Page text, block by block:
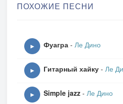
ПОХОЖИЕ ПЕСНИ
▶ Фуагра - Ле Дино
▶ Гитарный хайку - Ле
▶ Simple jazz - Ле Дино